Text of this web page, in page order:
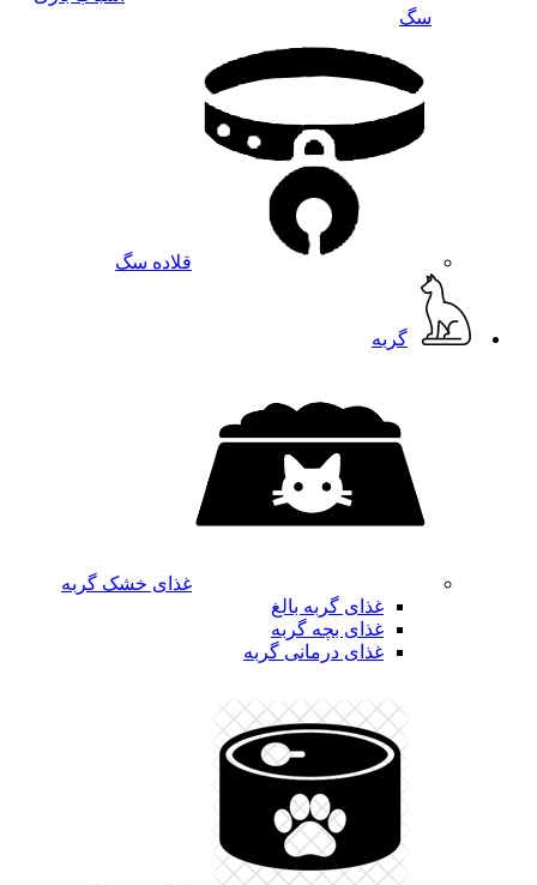
سگ
قلاده سگ
گربه
غذای خشک گربه
غذای گربه بالغ
غذای بچه گربه
غذای درمانی گربه